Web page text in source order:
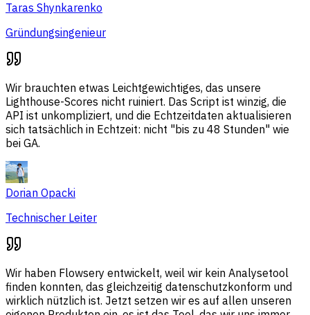
Taras Shynkarenko
Gründungsingenieur
Wir brauchten etwas Leichtgewichtiges, das unsere
Lighthouse-Scores nicht ruiniert. Das Script ist winzig, die
API ist unkompliziert, und die Echtzeitdaten aktualisieren
sich tatsächlich in Echtzeit: nicht "bis zu 48 Stunden" wie
bei GA.
Dorian Opacki
Technischer Leiter
Wir haben Flowsery entwickelt, weil wir kein Analysetool
finden konnten, das gleichzeitig datenschutzkonform und
wirklich nützlich ist. Jetzt setzen wir es auf allen unseren